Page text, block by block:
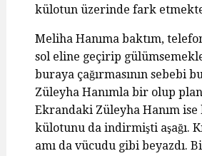
külotun üzerinde fark
Meliha Hanıma baktım,
sol eline geçirip
buraya çağırmasının sebebi
Züleyha Hanımla bir olup plan
Ekrandaki Züleyha Hanım ise
külotunu da indirmişti aşağı.
amı da vücudu gibi beyazdı.